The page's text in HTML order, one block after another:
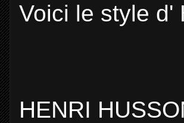
Voici le style d'
HENRI